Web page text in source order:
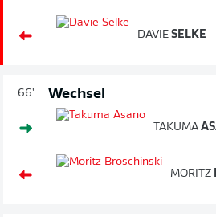
DAVIE SELKE
66' Wechsel
TAKUMA
MORITZ